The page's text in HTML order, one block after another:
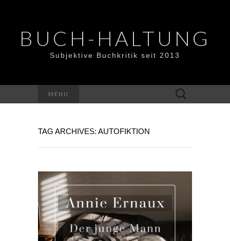
BUCH-HALTUNG
Subjektive Buchkritik seit 2013
MENU
Suchen
nach:
TAG ARCHIVES: AUTOFIKTION